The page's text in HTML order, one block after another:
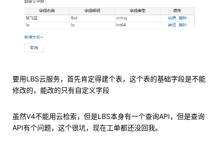
要用LBS云服务，首先肯定得建个表，这个表的基础字段是不能
修改的，能改的只有自定义字段
虽然V4不能用云检索，但是LBS本身有一个查询API，但是查询
API有个问题，这个很坑，现在工单都还没回我。